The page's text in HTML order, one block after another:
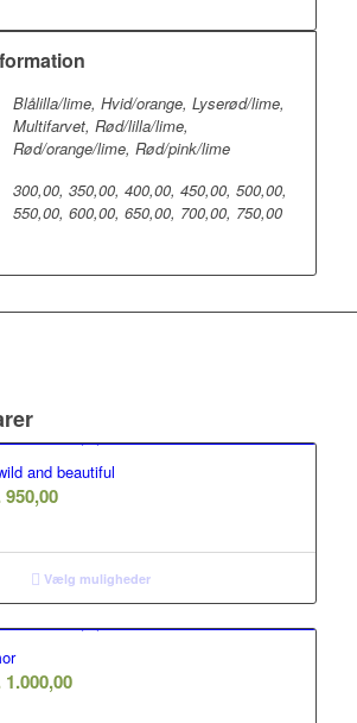
Blålilla/lime, Hvid/orange, Lyserød/lime,
Multifarvet, Rød/lilla/lime,
Rød/orange/lime, Rød/pink/lime
300,00, 350,00, 400,00, 450,00, 500,00,
550,00, 600,00, 650,00, 700,00, 750,00
and beautiful
950,00Prisinterval:
til
kr. 950,00
Vælg muligheder
1.000,00Prisinterval: